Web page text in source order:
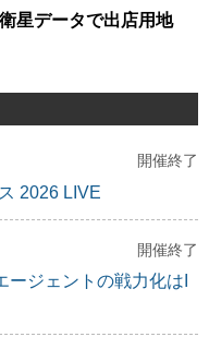
星データで出店用地
開催終了
2026 LIVE
開催終了
ージェントの戦力化はI